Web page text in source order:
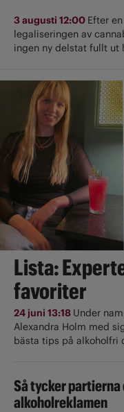
3 augusti 12:00 Efter
legaliseringen av
ingen ny delstat fullt ut
Lista:
favoriter
24 juni 13:18 Under
Alexandra Holm med
bästa tips på alkoholfri
Så tycker partierna
alkoholreklamen